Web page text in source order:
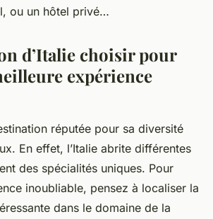
ou un hôtel privé…
d’Italie choisir pour
expérience
réputée pour sa diversité
En effet, l’Italie abrite différentes
des spécialités uniques. Pour
inoubliable, pensez à localiser la
dans le domaine de la